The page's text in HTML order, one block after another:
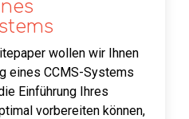
wollen wir Ihnen
eines CCMS-Systems
Einführung Ihres
vorbereiten können,